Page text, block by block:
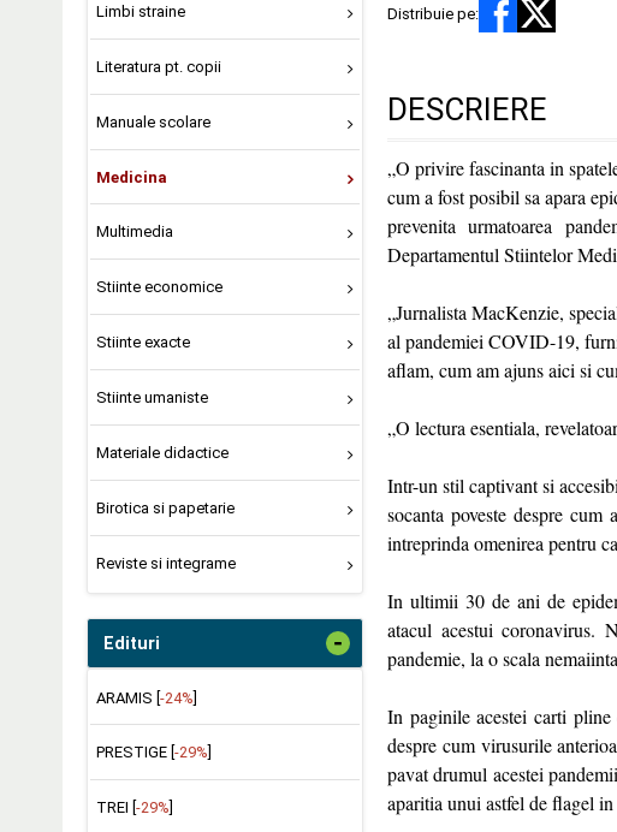
Limbi straine
Literatura pt. copii
Manuale scolare
Medicina
Multimedia
Stiinte economice
Stiinte exacte
Stiinte umaniste
Materiale didactice
Birotica si papetarie
Reviste si integrame
Edituri -
ARAMIS [-24%]
PRESTIGE [ -29%
TREI [ -29%
Distribuie pe:
DESCRIERE
„O privire fascinanta in
cum a fost posibil sa apara
prevenita urmatoarea
Departamentul Stiintelor
„Jurnalista MacKenzie,
al pandemiei COVID-19,
aflam, cum am ajuns aici si
„O lectura esentiala,
Intr-un stil captivant si
socanta poveste despre
intreprinda omenirea pentru
In ultimii 30 de ani de
atacul acestui coronavirus.
pandemie, la o scala
In paginile acestei carti
despre cum virusurile
pavat drumul acestei
aparitia unui astfel de flagel